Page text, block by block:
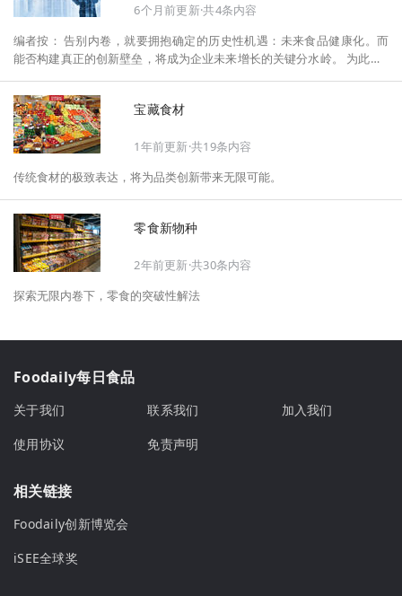
6个月前更新·共4条内容
编者按： 告别内卷，就要拥抱确定的历史性机遇：未来食品健康化。而
能否构建真正的创新壁垒，将成为企业未来增长的关键分水岭。 为此，F
将以“创新产品”透视“未来机会”，以全球视野探寻中国机遇、增长解法，
拆解年度标杆的增长逻辑与谋篇布局，深挖“药食同源”“低GI”“老龄营
养”“清洁标签”等热门赛道的爆品基因，从趋势预判、品类创新、未来增长
机会、企业战略布局以及渠道变革等，为行业提供务实、前瞻的开年创新
宝藏食材
1年前更新·共19条内容
传统食材的极致表达，将为品类创新带来无限可能。
零食新物种
2年前更新·共30条内容
探索无限内卷下，零食的突破性解法
Foodaily每日食品
关于我们 联系我们
加入我们
使用协议
免责声明
相关链接
Foodaily创新博览会
iSEE全球奖